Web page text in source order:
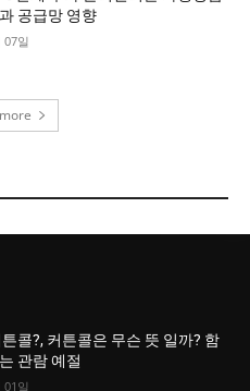
공급망 영향
07일
콜?, 커튼콜은 무슨 뜻 일까? 함
관람 예절
01일